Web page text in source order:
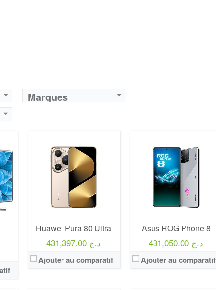
Marques
Huawei Pura 80 Ultra
431,397.00 د.ج
Ajouter au comparatif
Asus ROG Phone 8
431,050.00 د.ج
Ajouter au comparatif
Marque:TCL
425400
Définition: 4K UHD
View Details →